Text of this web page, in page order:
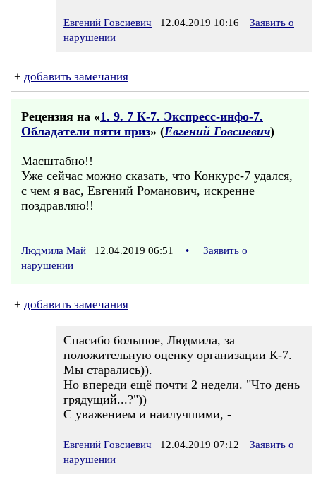
Евгений Говсиевич 12.04.2019 10:16
Заявить о
нарушении
+ добавить замечания
Рецензия на «1. 9. 7 К-7. Экспресс-инфо-7.
Обладатели пяти приз» (Евгений Говсиевич)
Масштабно!!
Уже сейчас можно сказать, что Конкурс-7 удался,
с чем я вас, Евгений Романович, искренне
поздравляю!!
Людмила Май 12.04.2019 06:51 •
Заявить о
нарушении
+ добавить замечания
Спасибо большое, Людмила, за
положительную оценку организации К-7.
Мы старались)).
Но впереди ещё почти 2 недели. "Что день
грядущий...?"))
С уважением и наилучшими, -
Евгений Говсиевич 12.04.2019 07:12
Заявить о
нарушении